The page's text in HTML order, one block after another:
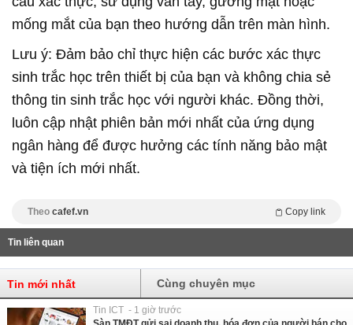
mống mắt của bạn theo hướng dẫn trên màn hình.
Lưu ý: Đảm bảo chỉ thực hiện các bước xác thực
sinh trắc học trên thiết bị của bạn và không chia sẻ
thông tin sinh trắc học với người khác. Đồng thời,
luôn cập nhật phiên bản mới nhất của ứng dụng
ngân hàng để được hưởng các tính năng bảo mật
và tiện ích mới nhất.
Theo cafef.vn Copy link
Tin liên quan
Tin mới nhất Cùng chuyên mục
Tin ICT - 1 giờ trước